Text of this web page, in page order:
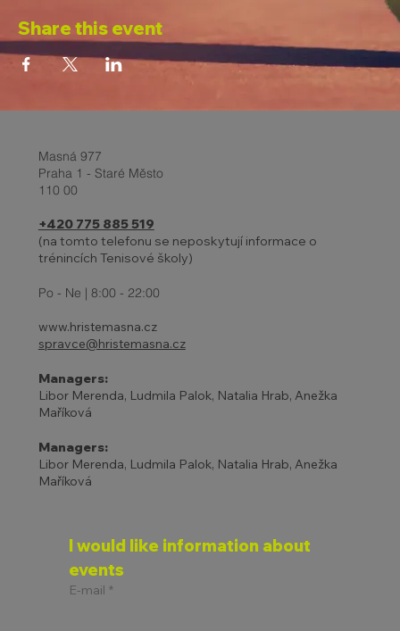
Share this event
Masná 977
Praha 1 - Staré Město
110 00
+420 775 885 519
(na tomto telefonu se neposkytují informace o
trénincích Tenisové školy)
Po - Ne | 8:00 - 22:00
www.hristemasna.cz
spravce@hristemasna.cz
Managers:
Libor Merenda, Ludmila Palok, Natalia Hrab, Anežka
Maříková
Managers:
Libor Merenda, Ludmila Palok, Natalia Hrab, Anežka
Maříková
I would like information about
events
E-mail *